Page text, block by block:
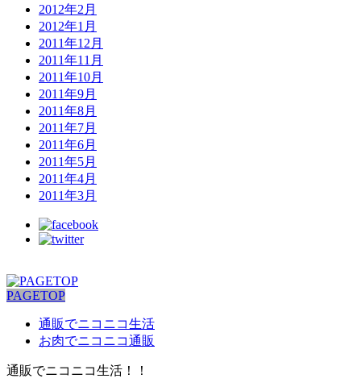
2012年2月
2012年1月
2011年12月
2011年11月
2011年10月
2011年9月
2011年8月
2011年7月
2011年6月
2011年5月
2011年4月
2011年3月
PAGETOP
通販でニコニコ生活
お肉でニコニコ通販
通販でニコニコ生活！！